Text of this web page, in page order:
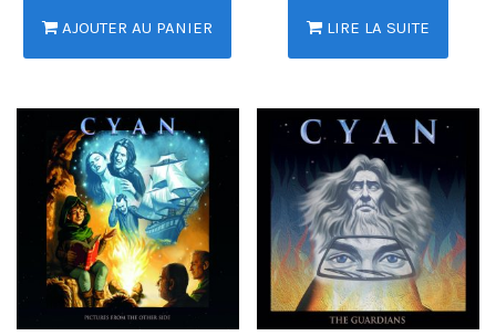
AJOUTER AU PANIER LIRE LA SUITE